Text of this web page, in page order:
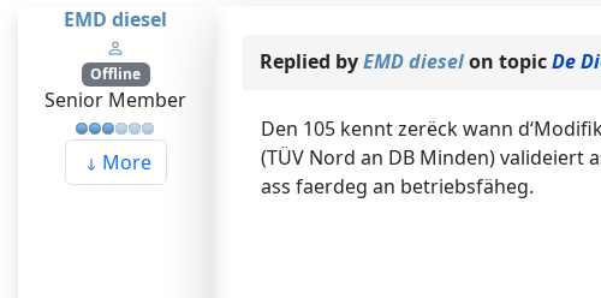
EMD diesel
Offline
Senior Member
More
Replied byEMD dieselon topicDe
Den 105 kennt zerëck wann
(TÜV Nord an DB Minden) valideiert
ass faerdeg an betriebsfäheg.